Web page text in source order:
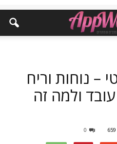
– נוחות וריח
ולמה זה
659
0